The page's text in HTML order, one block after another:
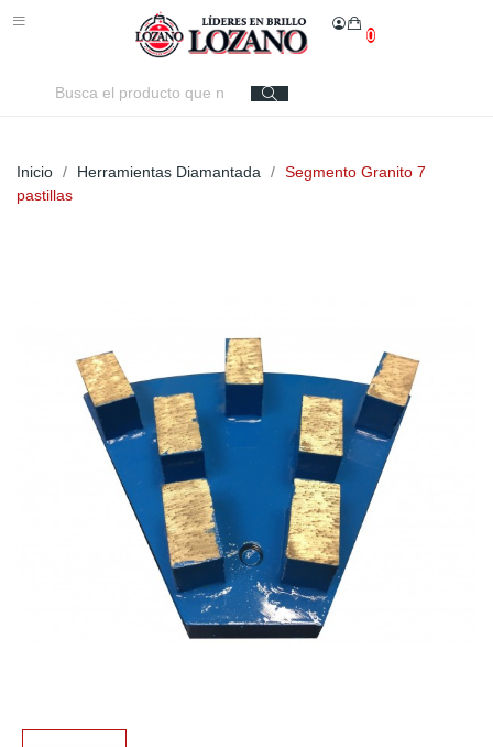
0
Inicio Herramientas Diamantada
Segmento Granito 7
pastillas